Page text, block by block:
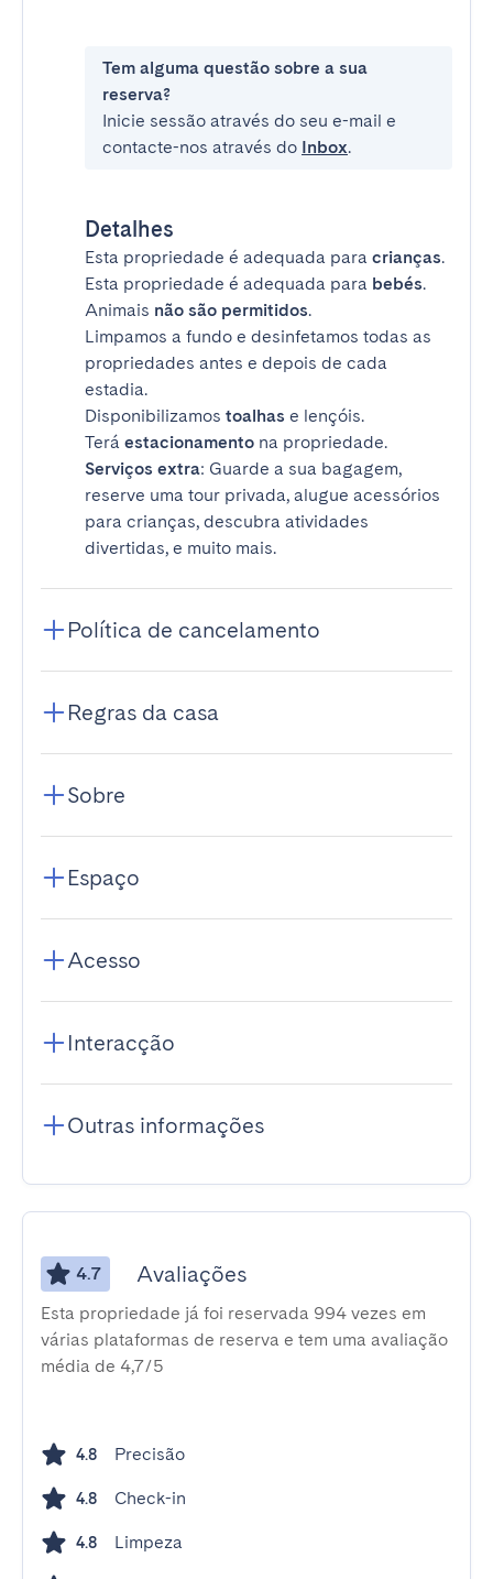
Tem alguma questão sobre a sua
reserva?
Inicie sessão através do seu e-mail e
contacte-nos através do Inbox.
Detalhes
Esta propriedade é adequada para crianças.
Esta propriedade é adequada para bebés.
Animais não são permitidos.
Limpamos a fundo e desinfetamos todas as
propriedades antes e depois de cada
estadia.
Disponibilizamos toalhas e lençóis.
Terá estacionamento na propriedade.
Serviços extra: Guarde a sua bagagem,
reserve uma tour privada, alugue acessórios
para crianças, descubra atividades
divertidas, e muito mais.
Política de cancelamento
Regras da casa
Sobre
Espaço
Acesso
Interacção
Outras informações
4.7 Avaliações
Esta propriedade já foi reservada 994 vezes em
várias plataformas de reserva e tem uma avaliação
média de 4,7/5
4.8 Precisão
4.8 Check-in
4.8 Limpeza